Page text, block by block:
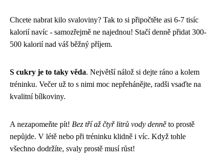
Chcete nabrat kilo svaloviny? Tak to si připočtěte asi 6-7 tisíc
kalorií navíc - samozřejmě ne najednou! Stačí denně přidat 300-
500 kalorií nad váš běžný příjem.
S cukry je to taky věda. Největší nálož si dejte ráno a kolem
tréninku. Večer už to s nimi moc nepřehánějte, radši vsaďte na
kvalitní bílkoviny.
A nezapomeňte pít! Bez tří až čtyř litrů vody denně to prostě
nepůjde. V létě nebo při tréninku klidně i víc. Když tohle
všechno dodržíte, svaly prostě musí růst!